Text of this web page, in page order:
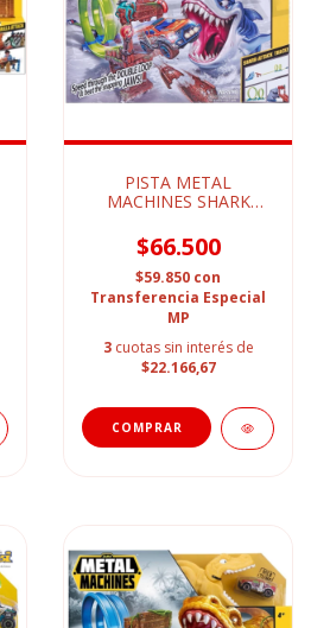
PISTA METAL
MACHINES SHARK
$66.500
$59.850 con
Transferencia Especial
MP
3 cuotas sin interés de
$22.166,67